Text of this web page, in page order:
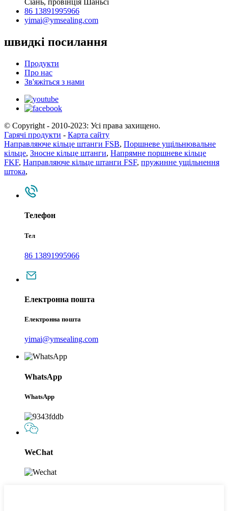
Сіань, провінція Шаньсі
86 13891995966
yimai@ymsealing.com
швидкі посилання
Продукти
Про нас
Зв'яжіться з нами
© Copyright - 2010-2023: Усі права захищено.
Гарячі продукти - Карта сайту
Направляюче кільце штанги FSB, Поршневе ущільнювальне
кільце, Зносне кільце штанги, Напрямне поршневе кільце
FKF, Направляюче кільце штанги FSF, пружинне ущільнення
штока,
Телефон
Тел
86 13891995966
Електронна пошта
Електронна пошта
yimai@ymsealing.com
WhatsApp
WhatsApp
WeChat